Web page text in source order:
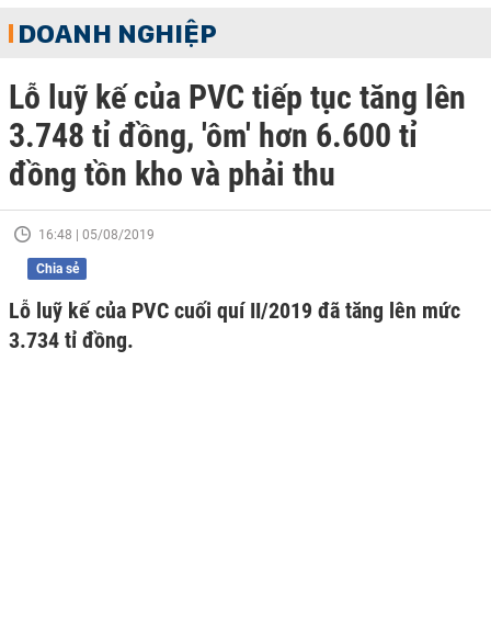
DOANH NGHIỆP
Lỗ luỹ kế của PVC tiếp tục tăng lên
3.748 tỉ đồng, 'ôm' hơn 6.600 tỉ
đồng tồn kho và phải thu
16:48 | 05/08/2019
Chia sẻ
Lỗ luỹ kế của PVC cuối quí II/2019 đã tăng lên mức
3.734 tỉ đồng.